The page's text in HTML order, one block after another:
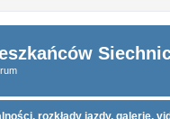
rozkłady jazdy, galerie,